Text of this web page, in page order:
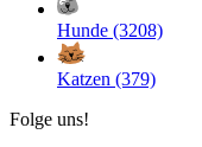
Hunde (3208)
Katzen (379)
Folge uns!